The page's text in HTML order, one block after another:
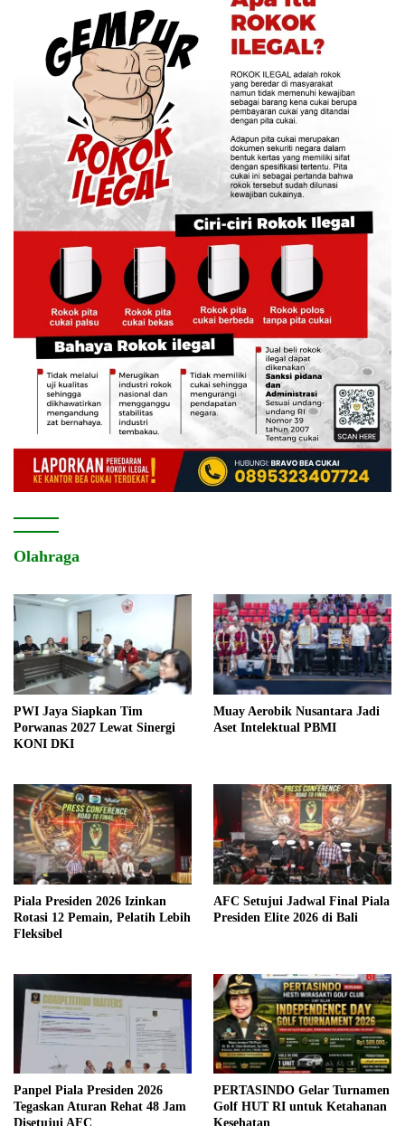
Olahraga
PWI Jaya Siapkan Tim
Porwanas 2027 Lewat Sinergi
KONI DKI
Muay Aerobik Nusantara Jadi
Aset Intelektual PBMI
Piala Presiden 2026 Izinkan
Rotasi 12 Pemain, Pelatih Lebih
Fleksibel
AFC Setujui Jadwal Final Piala
Presiden Elite 2026 di Bali
Panpel Piala Presiden 2026
Tegaskan Aturan Rehat 48 Jam
Disetujui AFC
PERTASINDO Gelar Turnamen
Golf HUT RI untuk Ketahanan
Kesehatan